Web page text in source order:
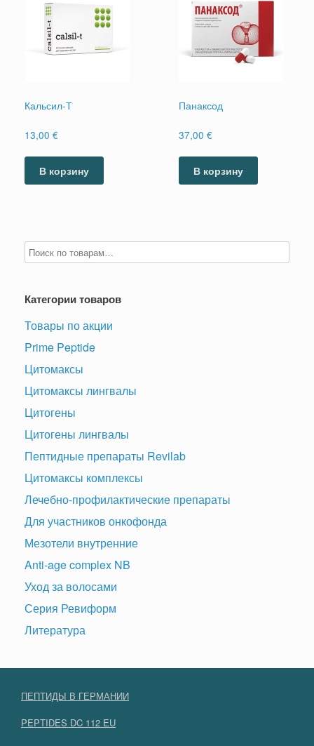
Кальсил-Т
13,00 €
В корзину
Панаксод
37,00€
В корзину
Категории товаров
Товары по акции
Prime Peptide
Цитомаксы
Цитомаксы лингвалы
Цитогены
Цитогены лингвалы
Пептидные препараты Revilab
Цитомаксы комплексы
Лечебно-профилактические препараты
Для участников онкофонда
Мезотели внутренние
Anti-age complex NB
Уход за волосами
Серия Ревиформ
Литература
ПЕПТИДЫ В ГЕРМАНИИ
PEPTIDES DC 112 EU